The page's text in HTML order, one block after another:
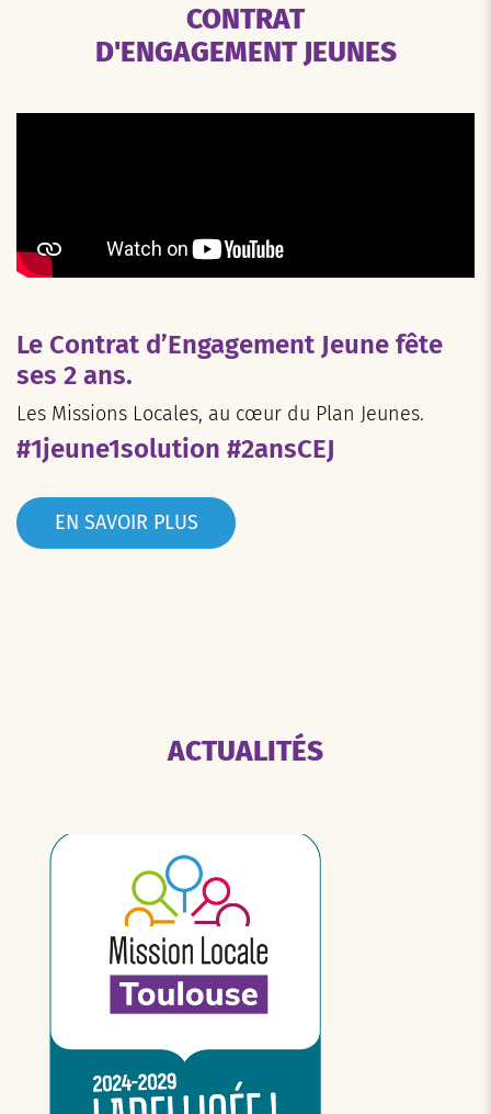
CONTRAT
D'ENGAGEMENT JEUNES
Le Contrat d’Engagement Jeune fête
ses 2 ans.
Les Missions Locales, au cœur du Plan Jeunes.
#1jeune1solution #2ansCEJ
EN SAVOIR PLUS
ACTUALITÉS